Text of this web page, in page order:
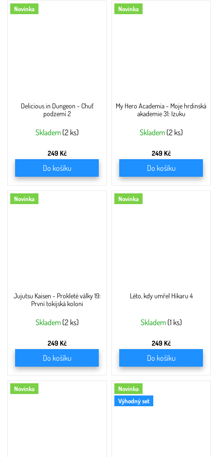
Novinka
Delicious in Dungeon - Chuť
podzemí 2
Skladem (2 ks)
249 Kč
Do košíku
Novinka
My Hero Academia - Moje hrdinská
akademie 31: Izuku
Skladem (2 ks)
249 Kč
Do košíku
Novinka
Jujutsu Kaisen - Prokleté války 19:
První tokijská koloni
Skladem (2 ks)
249 Kč
Do košíku
Novinka
Léto, kdy umřel Hikaru 4
Skladem (1 ks)
249 Kč
Do košíku
Novinka
Novinka
Výhodný set